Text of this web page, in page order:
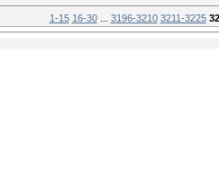
1-15 16-30 3196-3210 3211-3225